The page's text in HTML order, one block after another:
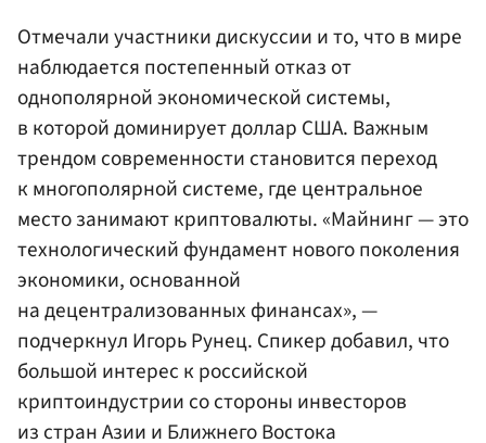
Отмечали участники дискуссии и то, что в мире
наблюдается постепенный отказ от
однополярной экономической системы,
в которой доминирует доллар США. Важным
трендом современности становится переход
к многополярной системе, где центральное
место занимают криптовалюты. «Майнинг — это
технологический фундамент нового поколения
экономики, основанной
на децентрализованных финансах», —
подчеркнул Игорь Рунец. Спикер добавил, что
большой интерес к российской
криптоиндустрии со стороны инвесторов
из стран Азии и Ближнего Востока